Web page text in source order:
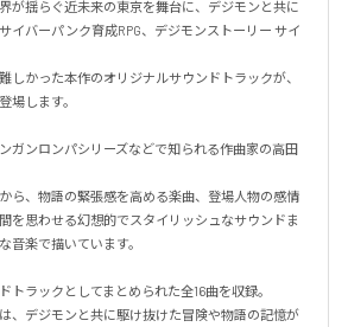
が揺らぐ近未来の東京を舞台に、デジモンと共に
イバーパンク育成RPG、デジモンストーリー サイ
しかった本作のオリジナルサウンドトラックが、
場します。
ガンロンパシリーズなどで知られる作曲家の高田
ら、物語の緊張感を高める楽曲、登場人物の感情
を思わせる幻想的でスタイリッシュなサウンドま
音楽で描いています。
トラックとしてまとめられた全16曲を収録。
、デジモンと共に駆け抜けた冒険や物語の記憶が